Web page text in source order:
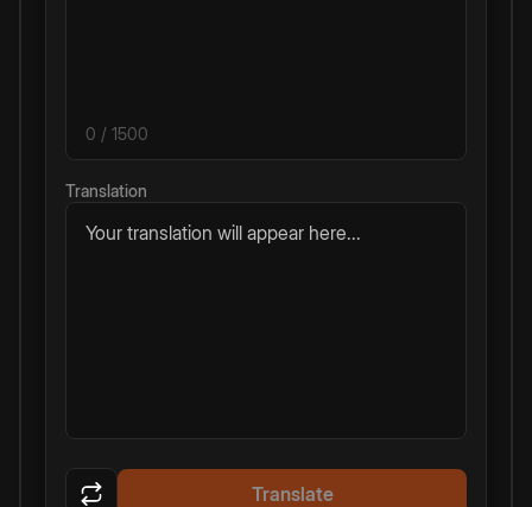
0 / 1500
Translation
Your translation will appear here...
Translate